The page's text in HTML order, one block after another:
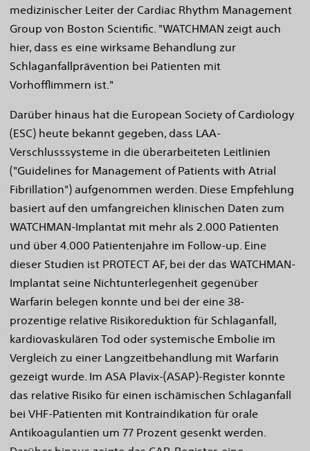
medizinischer Leiter der Cardiac Rhythm Management
Group von Boston Scientific. "WATCHMAN zeigt auch
hier, dass es eine wirksame Behandlung zur
Schlaganfallprävention bei Patienten mit
Vorhofflimmern ist."
Darüber hinaus hat die European Society of Cardiology
(ESC) heute bekannt gegeben, dass LAA-
Verschlusssysteme in die überarbeiteten Leitlinien
("Guidelines for Management of Patients with Atrial
Fibrillation") aufgenommen werden. Diese Empfehlung
basiert auf den umfangreichen klinischen Daten zum
WATCHMAN-Implantat mit mehr als 2.000 Patienten
und über 4.000 Patientenjahre im Follow-up. Eine
dieser Studien ist PROTECT AF, bei der das WATCHMAN-
Implantat seine Nichtunterlegenheit gegenüber
Warfarin belegen konnte und bei der eine 38-
prozentige relative Risikoreduktion für Schlaganfall,
kardiovaskulären Tod oder systemische Embolie im
Vergleich zu einer Langzeitbehandlung mit Warfarin
gezeigt wurde. Im ASA Plavix-(ASAP)-Register konnte
das relative Risiko für einen ischämischen Schlaganfall
bei VHF-Patienten mit Kontraindikation für orale
Antikoagulantien um 77 Prozent gesenkt werden.